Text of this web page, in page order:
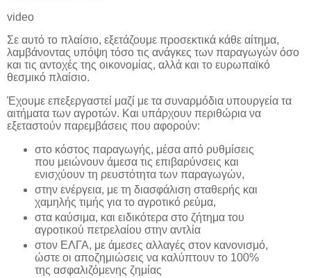
video
Σε αυτό το πλαίσιο, εξετάζουμε προσεκτικά κάθε αίτημα,
λαμβάνοντας υπόψη τόσο τις ανάγκες των παραγωγών όσο
και τις αντοχές της οικονομίας, αλλά και το ευρωπαϊκό
θεσμικό πλαίσιο.
Έχουμε επεξεργαστεί μαζί με τα συναρμόδια υπουργεία τα
αιτήματα των αγροτών. Και υπάρχουν περιθώρια να
εξεταστούν παρεμβάσεις που αφορούν:
στο κόστος παραγωγής, μέσα από ρυθμίσεις
που μειώνουν άμεσα τις επιβαρύνσεις και
ενισχύουν τη ρευστότητα των παραγωγών,
στην ενέργεια, με τη διασφάλιση σταθερής και
χαμηλής τιμής για το αγροτικό ρεύμα,
στα καύσιμα, και ειδικότερα στο ζήτημα του
αγροτικού πετρελαίου στην αντλία
στον ΕΛΓΑ, με άμεσες αλλαγές στον κανονισμό,
ώστε οι αποζημιώσεις να καλύπτουν το 100%
της ασφαλιζόμενης ζημίας